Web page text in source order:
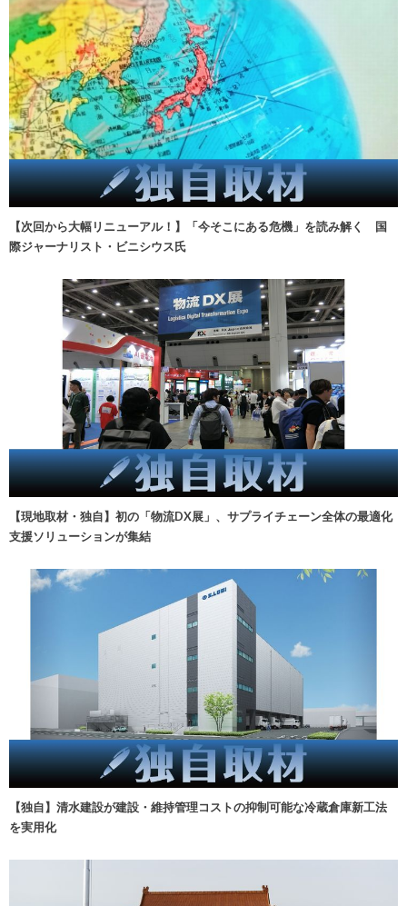
【次回から大幅リニューアル！】「今そこにある危機」を読み解く 国
際ジャーナリスト・ビニシウス氏
【現地取材・独自】初の「物流DX展」、サプライチェーン全体の最適化
支援ソリューションが集結
【独自】清水建設が建設・維持管理コストの抑制可能な冷蔵倉庫新工法
を実用化